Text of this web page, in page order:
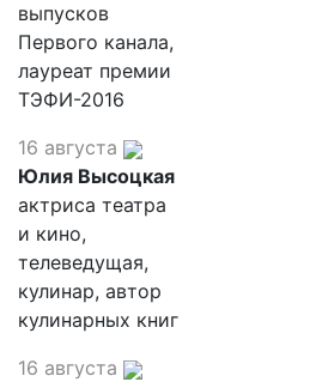
выпусков
Первого канала,
лауреат премии
ТЭФИ-2016
16 августа
Юлия Высоцкая
актриса театра
и кино,
телеведущая,
кулинар, автор
кулинарных книг
16 августа